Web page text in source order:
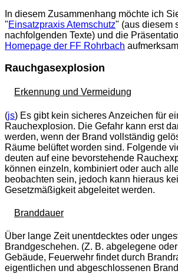
In diesem Zusammenhang möchte ich
"Einsatzpraxis Atemschutz" (aus diesem
nachfolgenden Texte) und die
Homepage der FF Rohrbach
Rauchgasexplosion
Erkennung und Vermeidung
(js) Es gibt kein sicheres Anzeichen für
Rauchexplosion. Die Gefahr kann erst
werden, wenn der Brand vollständig
Räume belüftet worden sind. Folgende
deuten auf eine bevorstehende
können einzeln, kombiniert oder auch
beobachten sein, jedoch kann hieraus
Gesetzmäßigkeit abgeleitet werden.
Branddauer
Über lange Zeit unentdecktes oder
Brandgeschehen. (Z. B. abgelegene
Gebäude, Feuerwehr findet durch
eigentlichen und abgeschlossenen